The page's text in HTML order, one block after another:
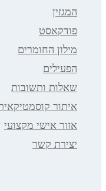
המגזין
פודקאסט
מילון החומרים
הפעילים
שאלות ותשובות
איתור
אזור אישי מקצועי
יצירת קשר